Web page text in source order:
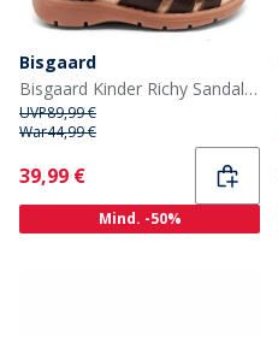
Bisgaard
Bisgaard Kinder Richy Sandalen Dark Brown
UVP89,99 €
War44,99 €
Current
39,99 €
Mind. -50%